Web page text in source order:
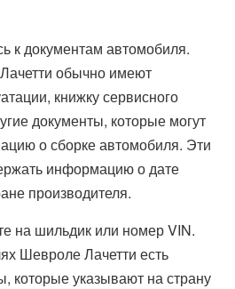
к документам автомобиля.
обычно имеют
книжку сервисного
документы, которые могут
о сборке автомобиля. Эти
информацию о дате
производителя.
на шильдик или номер VIN.
Шевроле Лачетти есть
которые указывают на страну